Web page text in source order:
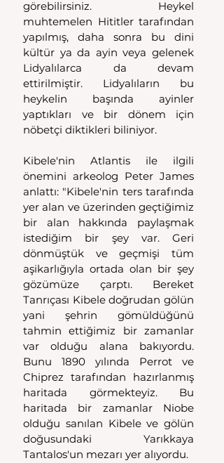
görebilirsiniz. Heykel
muhtemelen Hititler tarafından
yapılmış, daha sonra bu dini
kültür ya da ayin veya gelenek
Lidyalılarca da devam
ettirilmiştir. Lidyalıların bu
heykelin başında ayinler
yaptıkları ve bir dönem için
nöbetçi diktikleri biliniyor.
Kibele'nin Atlantis ile ilgili
önemini arkeolog Peter James
anlattı: "Kibele'nin ters tarafında
yer alan ve üzerinden geçtiğimiz
bir alan hakkında paylaşmak
istediğim bir şey var. Geri
dönmüştük ve geçmişi tüm
aşikarlığıyla ortada olan bir şey
gözümüze çarptı. Bereket
Tanrıçası Kibele doğrudan gölün
yani şehrin gömüldüğünü
tahmin ettiğimiz bir zamanlar
var olduğu alana bakıyordu.
Bunu 1890 yılında Perrot ve
Chiprez tarafından hazırlanmış
haritada görmekteyiz. Bu
haritada bir zamanlar Niobe
olduğu sanılan Kibele ve gölün
doğusundaki Yarıkkaya
Tantalos'un mezarı yer alıyordu.